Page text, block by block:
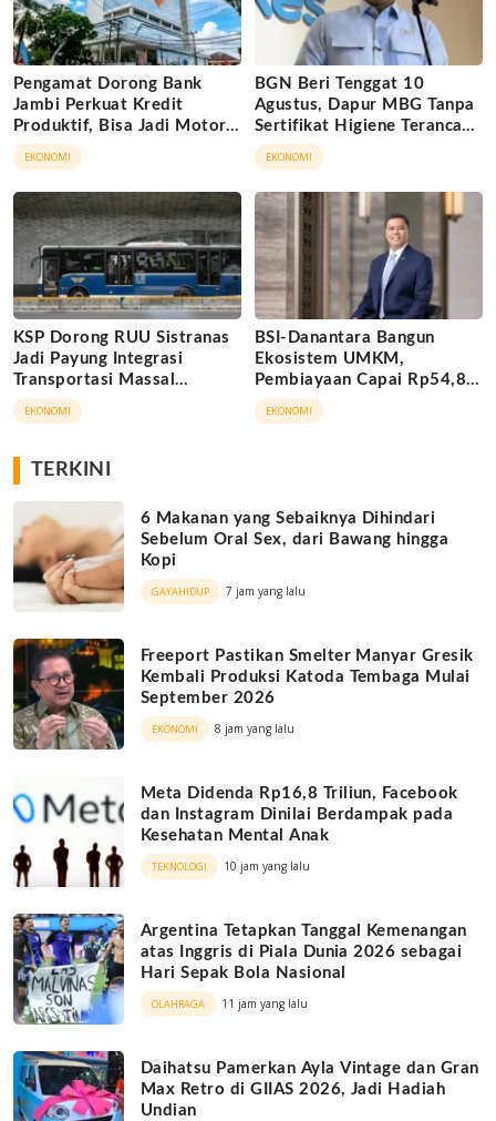
Pengamat Dorong Bank
Jambi Perkuat Kredit
Produktif, Bisa Jadi Motor
Ekonomi Daerah
EKONOMI
BGN Beri Tenggat 10
Agustus, Dapur MBG Tanpa
Sertifikat Higiene Terancam
Tutup Permanen
EKONOMI
KSP Dorong RUU Sistranas
Jadi Payung Integrasi
Transportasi Massal
Indonesia
EKONOMI
BSI-Danantara Bangun
Ekosistem UMKM,
Pembiayaan Capai Rp54,80
Triliun
EKONOMI
TERKINI
6 Makanan yang Sebaiknya Dihindari
Sebelum Oral Sex, dari Bawang hingga
Kopi
GAYAHIDUP 7 jam yang lalu
Freeport Pastikan Smelter Manyar Gresik
Kembali Produksi Katoda Tembaga Mulai
September 2026
EKONOMI 8 jam yang lalu
Meta Didenda Rp16,8 Triliun, Facebook
dan Instagram Dinilai Berdampak pada
Kesehatan Mental Anak
TEKNOLOGI 10 jam yang lalu
Argentina Tetapkan Tanggal Kemenangan
atas Inggris di Piala Dunia 2026 sebagai
Hari Sepak Bola Nasional
OLAHRAGA 11 jam yang lalu
Daihatsu Pamerkan Ayla Vintage dan Gran
Max Retro di GIIAS 2026, Jadi Hadiah
Undian